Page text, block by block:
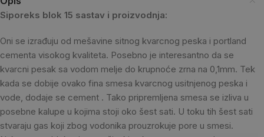
Siporeks blok 15 sastav i proizvodnja:
Oni se izrađuju od mešavine sitnog kvarcnog peska i portland
cementa visokog kvaliteta. Posebno je interesantno da se
kvarcni pesak sa vodom melje do krupnoće zrna na 0,1mm. Tek
kada se dobije ovako fina smesa kvarcnog usitnjenog peska i
vode, dodaje se cement . Tako pripremljena smesa se izliva u
posebne kalupe u kojima stoji oko šest sati. U toku tih šest sati
stvaraju gas koji zbog vodonika prouzrokuje pore u smesi.